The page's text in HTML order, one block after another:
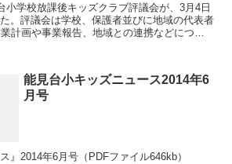
小学校放課後キッズクラブ評議会が、3月4日
た。評議会は学校、保護者並びに地域の代表者
計画や事業報告、地域との連携などについ
能見台小キッズニュース2014年6
月号
』2014年6月号（PDFファイル646kb）